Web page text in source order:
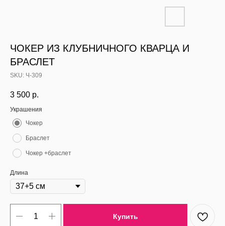
ЧОКЕР ИЗ КЛУБНИЧНОГО КВАРЦА И
БРАСЛЕТ
SKU: Ч-309
3 500 р.
Украшения
Чокер
Браслет
Чокер +браслет
Длина
Купить